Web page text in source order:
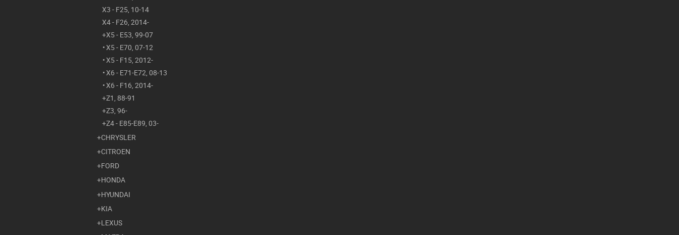
X3 - F25, 10-14
X4 - F26, 2014-
X5 - E53, 99-07
X5 - E70, 07-12
X5 - F15, 2012-
X6 - E71-E72, 08-13
X6 - F16, 2014-
Z1, 88-91
Z3, 96-
Z4 - E85-E89, 03-
CHRYSLER
CITROEN
FORD
HONDA
HYUNDAI
KIA
LEXUS